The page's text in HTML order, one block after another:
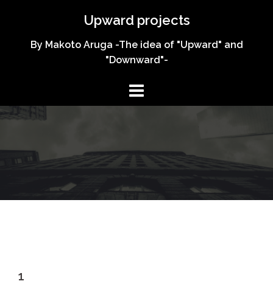
ス
キ
Upward projects
By Makoto Aruga -The idea of "Upward" and
"Downward"-
1